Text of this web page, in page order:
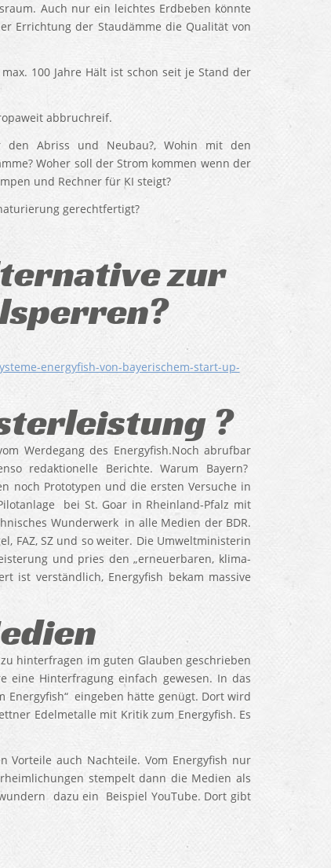
Auch nur ein leichtes Erdbeben könnte
Errichtung der Staudämme die Qualität von
100 Jahre Hält ist schon seit je Stand der
abbruchreif.
Abriss und Neubau?, Wohin mit den
Woher soll der Strom kommen wenn der
und Rechner für KI steigt?
gerechtfertigt?
zur
energyfish-von-bayerischem-start-up-
?
Werdegang des Energyfish.Noch abrufbar
redaktionelle Berichte. Warum Bayern?
noch Prototypen und die ersten Versuche in
bei St. Goar in Rheinland-Pfalz mit
Wunderwerk in alle Medien der BDR.
FAZ, SZ und so weiter. Die Umweltministerin
und pries den „erneuerbaren, klima-
ist verständlich, Energyfish bekam massive
hinterfragen im guten Glauben geschrieben
eine Hinterfragung einfach gewesen. In das
Energyfish“ eingeben hätte genügt. Dort wird
Edelmetalle mit Kritik zum Energyfish. Es
Vorteile auch Nachteile. Vom Energyfish nur
stempelt dann die Medien als
dazu ein Beispiel YouTube. Dort gibt